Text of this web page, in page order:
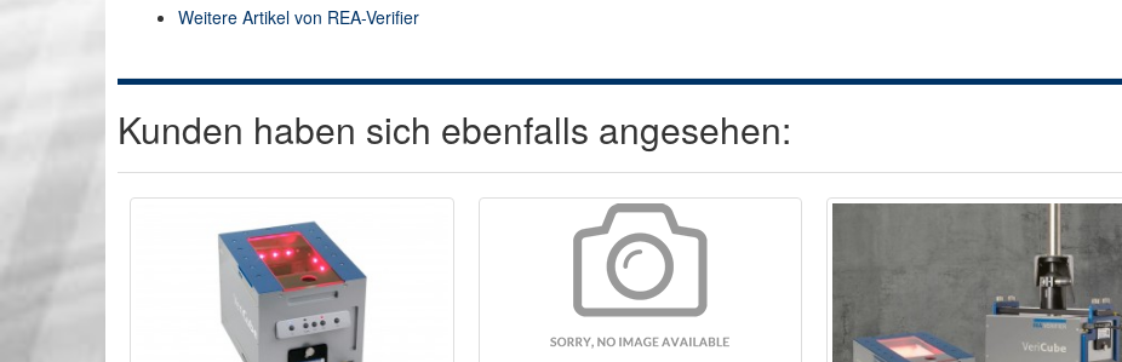
Weitere Artikel von REA-Verifier
Kunden haben sich ebenfalls angesehen: